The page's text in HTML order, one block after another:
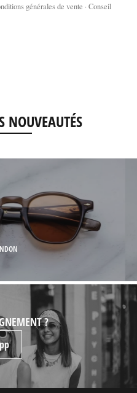
générales de vente · Conseil
NOUVEAUTÉS
?